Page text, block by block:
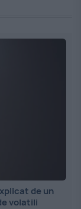
de un
volatili